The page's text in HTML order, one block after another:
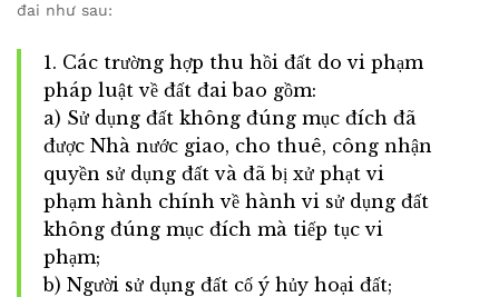
đai như sau:
1. Các trường hợp thu hồi đất do vi phạm
pháp luật về đất đai bao gồm:
a) Sử dụng đất không đúng mục đích đã
được Nhà nước giao, cho thuê, công nhận
quyền sử dụng đất và đã bị xử phạt vi
phạm hành chính về hành vi sử dụng đất
không đúng mục đích mà tiếp tục vi
phạm;
b) Người sử dụng đất cố ý hủy hoại đất;